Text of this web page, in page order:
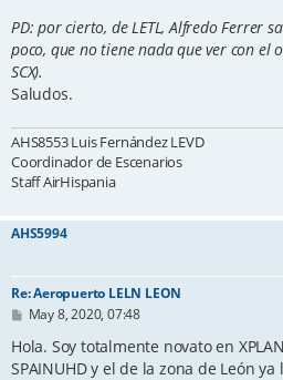
PD: por cierto, de LETL, Alfredo Ferrer
poco, que no tiene nada que ver con el
SCX).
Saludos.
AHS8553 Luis Fernández LEVD
Coordinador de Escenarios
Staff AirHispania
AHS5994
Re: Aeropuerto LELN LEON
P
s
t
May 8, 2020, 07:48
Hola. Soy totalmente novato en
SPAINUHD y el de la zona de León ya